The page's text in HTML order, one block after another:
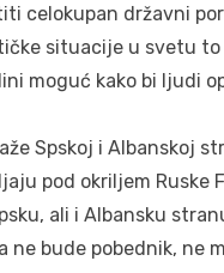
celokupan državni
situacije u svetu
moguć kako bi ljudi
Spskoj i Albanskoj
pod okriljem Ruske
ali i Albansku
bude pobednik, ne